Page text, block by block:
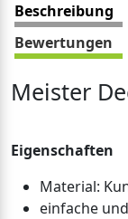
Beschreibung
Bewertungen
Meister
Eigenschaften
Material:
einfache